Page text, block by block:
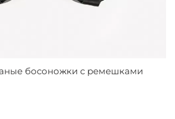
босоножки с ремешками